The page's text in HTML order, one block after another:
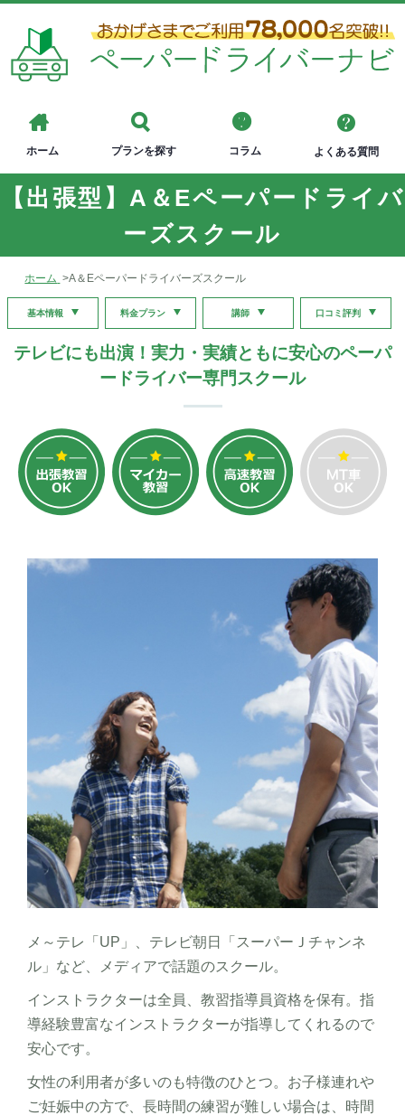
ホーム プランを探す コラム よくある質問
【出張型】A＆Eペーパードライバ
ーズスクール
ホーム >A＆Eペーパードライバーズスクール
基本情報 料金プラン 講師 口コミ評判
テレビにも出演！実力・実績ともに安心のペーパ
ードライバー専門スクール
メ～テレ「UP」、テレビ朝日「スーパーＪチャンネ
ル」など、メディアで話題のスクール。
インストラクターは全員、教習指導員資格を保有。指
導経験豊富なインストラクターが指導してくれるので
安心です。
女性の利用者が多いのも特徴のひとつ。お子様連れや
ご妊娠中の方で、長時間の練習が難しい場合は、時間